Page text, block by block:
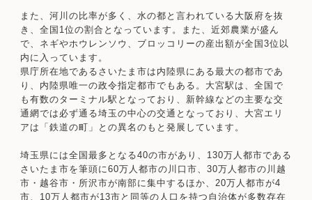
また、河川の比率が多く、水の都と言われている大阪府を抜
き、全国1位の割合となっています。また、近郊農業が盛ん
で、ネギやホウレンソウ、ブロッコリーの産出額が全国3位以
内に入っています。
県庁所在地であるさいたま市は内陸県にある最大の都市であ
り、内陸県唯一の政令指定都市でもある。大宮駅は、全国で
も有数のターミナル駅となっており、新幹線などの主要な交
通網では必ず通る埼玉の中心の交通となっており、大宮エリ
アは「鉄道の町」との異名のもと発展しています。
埼玉県には全国最多となる40の市があり、130万人都市である
さいたま市を筆頭に60万人都市の川口市、30万人都市の川越
市・越谷市・所沢市が南部に集中するほか、20万人都市が4
市、10万人都市が13市と同等の人口を持つ自治体が多数存在